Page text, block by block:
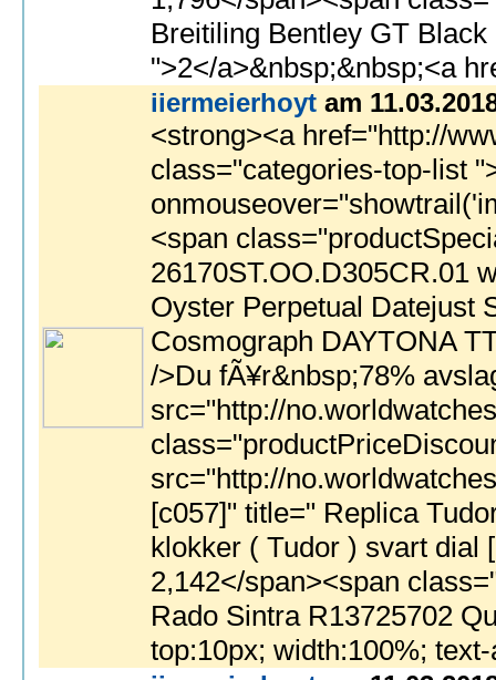
iiermeierhoyt am
<strong><a href="http://www.worldwatches.cn/no/">klokker</a></strong> | <strong><a href="http://